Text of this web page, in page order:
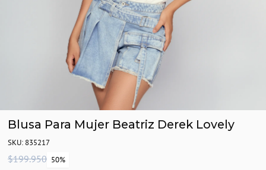
Blusa Para Mujer Beatriz Derek Lovely
SKU: 835217
$199.950 50%